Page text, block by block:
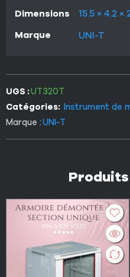
Dimensions
15.5 × 4.2 ×
Marque
UNI-T
UGS :UT320T
Catégories: Instrument de
Marque :UNI-T